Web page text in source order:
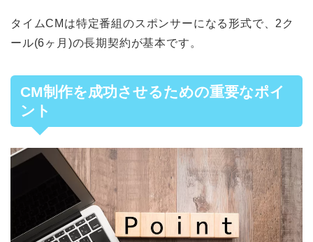
タイムCMは特定番組のスポンサーになる形式で、2ク
ール(6ヶ月)の長期契約が基本です。
CM制作を成功させるための重要なポイ
ント